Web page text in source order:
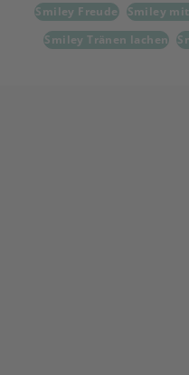
Smiley Freude Smiley
Smiley Tränen lachen